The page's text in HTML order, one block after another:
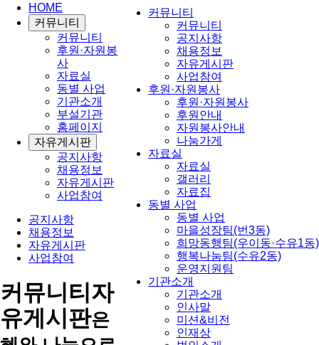
커뮤니티
커뮤니티
공지사항
채용정보
자유게시판
사업참여
후원·자원봉사
후원·자원봉사
후원안내
자원봉사안내
나눔가게
자료실
자료실
갤러리
자료집
동별 사업
동별 사업
마을성장팀(번3동)
희망동행팀(우이동·수유1동)
행복나눔팀(수유2동)
운영지원팀
기관소개
기관소개
인사말
미션&비전
인재상
HOME
커뮤니티
커뮤니티
후원·자원봉
사
자료실
동별 사업
기관소개
부설기관
홈페이지
자유게시판
공지사항
채용정보
자유게시판
사업참여
공지사항
채용정보
자유게시판
사업참여
커뮤니티자
유게시판은